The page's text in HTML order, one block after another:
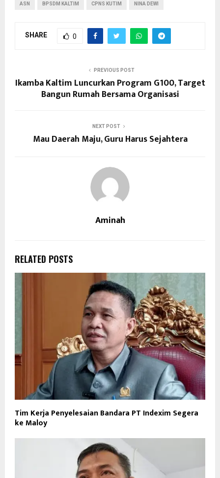
ASN BPSDM KALTIM CPNS KUTIM NINA DEWI
SHARE 0
PREVIOUS POST
Ikamba Kaltim Luncurkan Program G100, Target
Bangun Rumah Bersama Organisasi
NEXT POST
Mau Daerah Maju, Guru Harus Sejahtera
Aminah
RELATED POSTS
Tim Kerja Penyelesaian Bandara PT Indexim Segera
ke Maloy